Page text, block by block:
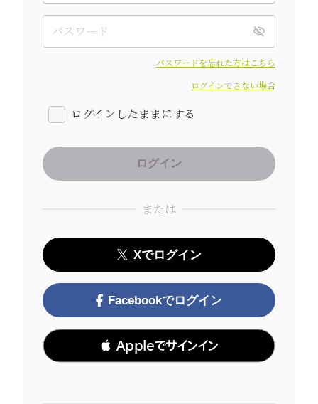
パスワードを忘れた方はこちら
ログインできない場合
ログインしたままにする
または
Xでログイン
Facebookでログイン
 Appleでサインイン